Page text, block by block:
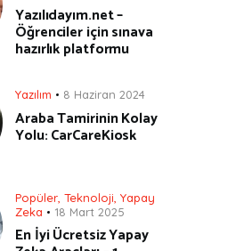
Yazılıdayım.net –
Öğrenciler için sınava
hazırlık platformu
Yazılım 8 Haziran 2024
Araba Tamirinin Kolay
Yolu: CarCareKiosk
Popüler Teknoloji Yapay
Zeka
18 Mart 2025
En İyi Ücretsiz Yapay